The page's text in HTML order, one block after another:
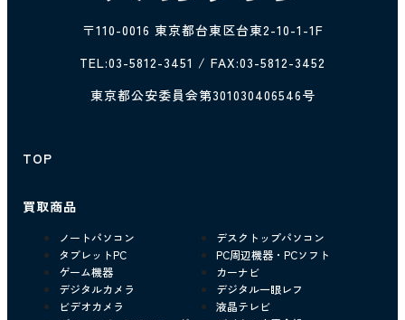
〒110-0016 東京都台東区台東2-10-1-1F
TEL:03-5812-3451 / FAX:03-5812-3452
東京都公安委員会第301030406546号
TOP
買取商品
ノートパソコン
デスクトップパソコン
タブレットPC
PC周辺機器・PCソフト
ゲーム機器
カーナビ
デジタルカメラ
デジタル一眼レフ
ビデオカメラ
液晶テレビ